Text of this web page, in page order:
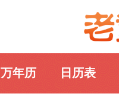
老黄历网
万年历 日历表